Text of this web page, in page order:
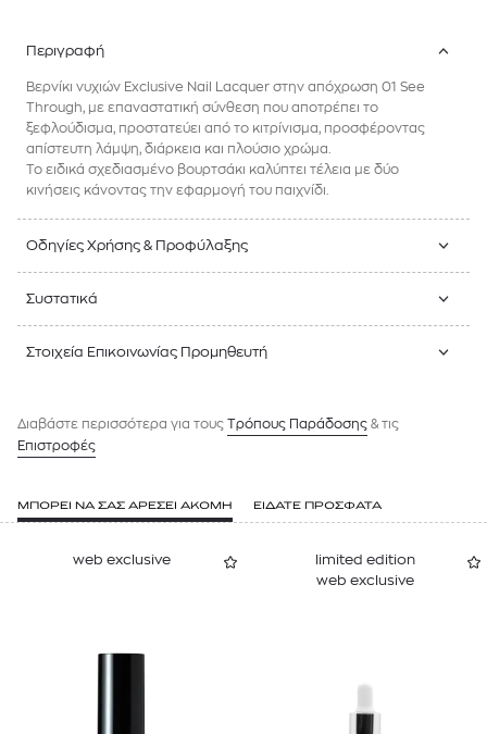
Περιγραφή
Βερνίκι νυχιών Exclusive Nail Lacquer στην απόχρωση 01 See
Through, με επαναστατική σύνθεση που αποτρέπει το
ξεφλούδισμα, προστατεύει από το κιτρίνισμα, προσφέροντας
απίστευτη λάμψη, διάρκεια και πλούσιο χρώμα.
Το ειδικά σχεδιασμένο βουρτσάκι καλύπτει τέλεια με δύο
κινήσεις κάνοντας την εφαρμογή του παιχνίδι.
Οδηγίες Χρήσης & Προφύλαξης
Συστατικά
Στοιχεία Επικοινωνίας Προμηθευτή
Διαβάστε περισσότερα για τους Tρόπους Παράδοσης & τις
Επιστροφές
ΜΠΟΡΕΙ ΝΑ ΣΑΣ ΑΡΕΣΕΙ ΑΚΟΜΗ ΕΙΔΑΤΕ ΠΡΟΣΦΑΤΑ
web exclusive
limited edition
web exclusive